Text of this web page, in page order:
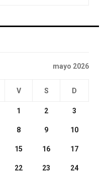
mayo 2026
V S D
1 2 3
8 9 10
15 16 17
22 23 24